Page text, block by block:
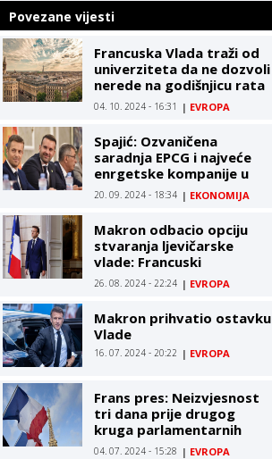
Povezane vijesti
Francuska Vlada traži od
univerziteta da ne dozvoli
nerede na godišnjicu rata
u Gazi
04. 10. 2024 - 16:31 | EVROPA
Spajić: Ozvaničena
saradnja EPCG i najveće
enrgetske kompanije u
Evropi Electricité de
20. 09. 2024 - 18:34 | EKONOMIJA
Makron odbacio opciju
stvaranja ljevičarske
vlade: Francuski
predsjednik kazao da
kreću nove konsultacije
26. 08. 2024 - 22:24 | EVROPA
Makron prihvatio ostavku
Vlade
16. 07. 2024 - 20:22 | EVROPA
Frans pres: Neizvjesnost
tri dana prije drugog
kruga parlamentarnih
izbora u Francuskoj
04. 07. 2024 - 15:28 | EVROPA